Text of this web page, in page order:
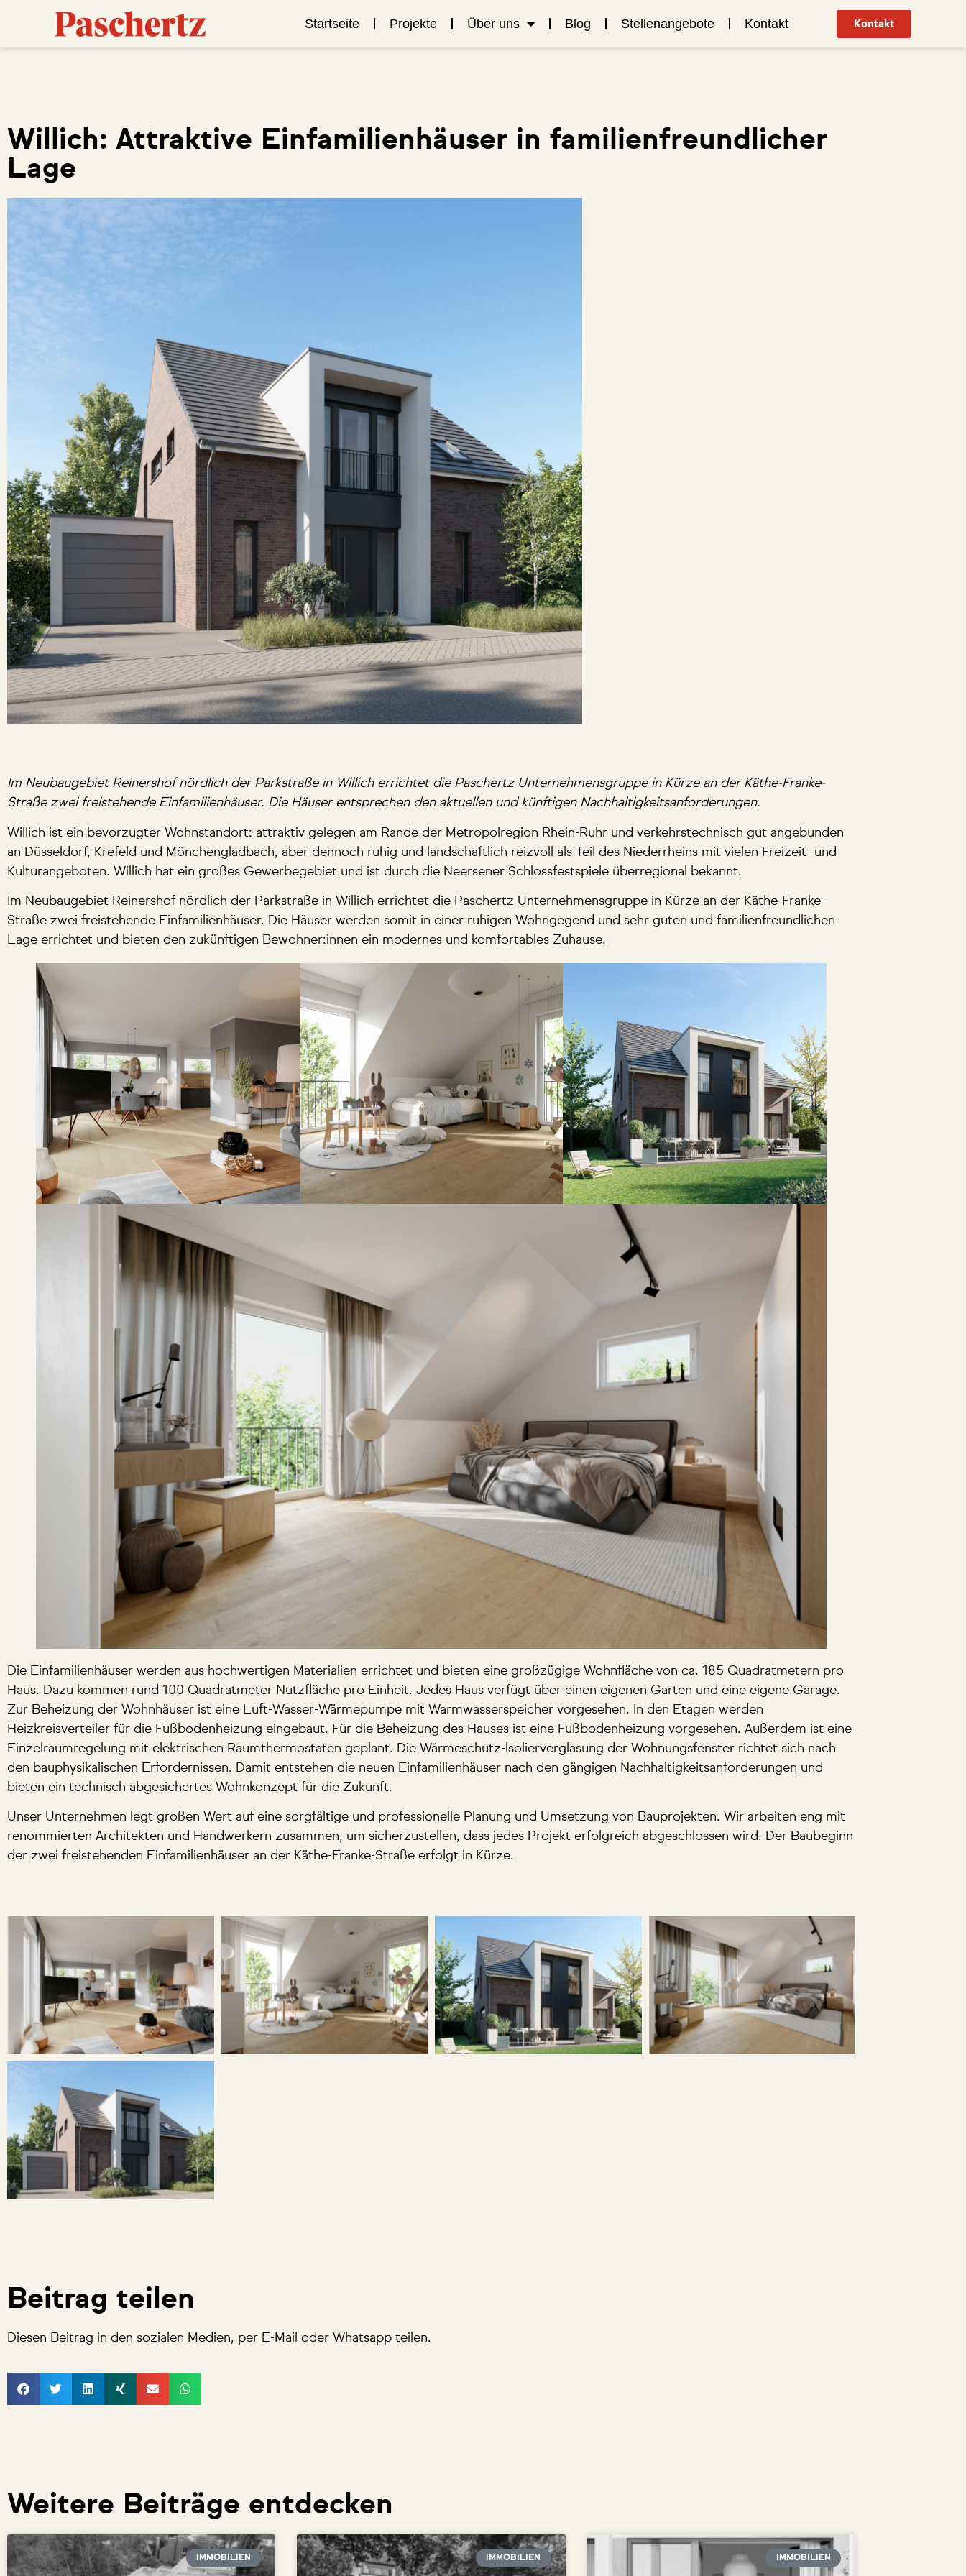
Startseite Projekte Über uns Blog Stellenangebote Kontakt Kontakt
Willich: Attraktive Einfamilienhäuser in familienfreundlicher
Lage
Im Neubaugebiet Reinershof nördlich der Parkstraße in Willich errichtet die Paschertz Unternehmensgruppe in Kürze an der Käthe-Franke-
Straße zwei freistehende Einfamilienhäuser. Die Häuser entsprechen den aktuellen und künftigen Nachhaltigkeitsanforderungen.
Willich ist ein bevorzugter Wohnstandort: attraktiv gelegen am Rande der Metropolregion Rhein-Ruhr und verkehrstechnisch gut angebunden
an Düsseldorf, Krefeld und Mönchengladbach, aber dennoch ruhig und landschaftlich reizvoll als Teil des Niederrheins mit vielen Freizeit- und
Kulturangeboten. Willich hat ein großes Gewerbegebiet und ist durch die Neersener Schlossfestspiele überregional bekannt.
Im Neubaugebiet Reinershof nördlich der Parkstraße in Willich errichtet die Paschertz Unternehmensgruppe in Kürze an der Käthe-Franke-
Straße zwei freistehende Einfamilienhäuser. Die Häuser werden somit in einer ruhigen Wohngegend und sehr guten und familienfreundlichen
Lage errichtet und bieten den zukünftigen Bewohner:innen ein modernes und komfortables Zuhause.
Die Einfamilienhäuser werden aus hochwertigen Materialien errichtet und bieten eine großzügige Wohnfläche von ca. 185 Quadratmetern pro
Haus. Dazu kommen rund 100 Quadratmeter Nutzfläche pro Einheit. Jedes Haus verfügt über einen eigenen Garten und eine eigene Garage.
Zur Beheizung der Wohnhäuser ist eine Luft-Wasser-Wärmepumpe mit Warmwasserspeicher vorgesehen. In den Etagen werden
Heizkreisverteiler für die Fußbodenheizung eingebaut. Für die Beheizung des Hauses ist eine Fußbodenheizung vorgesehen. Außerdem ist eine
Einzelraumregelung mit elektrischen Raumthermostaten geplant. Die Wärmeschutz-lsolierverglasung der Wohnungsfenster richtet sich nach
den bauphysikalischen Erfordernissen. Damit entstehen die neuen Einfamilienhäuser nach den gängigen Nachhaltigkeitsanforderungen und
bieten ein technisch abgesichertes Wohnkonzept für die Zukunft.
Unser Unternehmen legt großen Wert auf eine sorgfältige und professionelle Planung und Umsetzung von Bauprojekten. Wir arbeiten eng mit
renommierten Architekten und Handwerkern zusammen, um sicherzustellen, dass jedes Projekt erfolgreich abgeschlossen wird. Der Baubeginn
der zwei freistehenden Einfamilienhäuser an der Käthe-Franke-Straße erfolgt in Kürze.
Beitrag teilen
Diesen Beitrag in den sozialen Medien, per E-Mail oder Whatsapp teilen.
Weitere Beiträge entdecken
IMMOBILIEN IMMOBILIEN IMMOBILIEN